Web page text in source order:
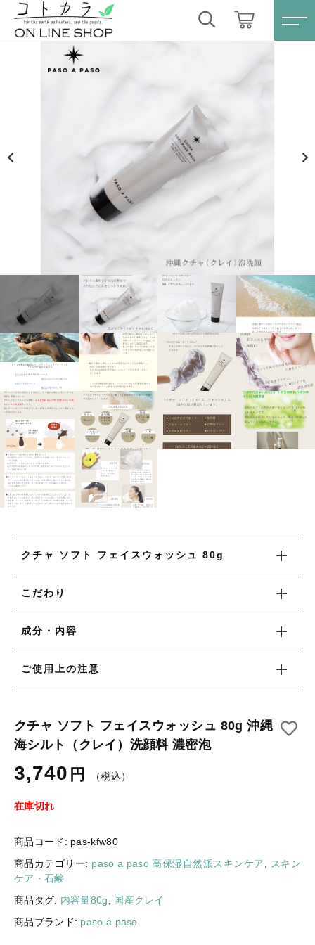
クチャ ソフト フェイスウォッシュ 80g
こだわり
成分・内容
ご使用上の注意
クチャ ソフト フェイスウォッシュ 80g 沖縄
海シルト（クレイ）洗顔料 濃密泡
3,740 円 （税込）
在庫切れ
商品コード: pas-kfw80
商品カテゴリー: paso a paso 高保湿自然派スキンケア
スキン
ケア・石鹸
商品タグ: 内容量80g
国産クレイ
商品ブランド: paso a paso
カートに商品を追加しました
クチャ ソフト フェイスウォッシュ 80g 沖縄海シ
3,740円（税込）
ショッピングを続ける
カートを確認する
ログイン / 会員登録
すべての商品
スキンケア・石鹸
HINOKI（土佐ヒノキ）シリーズ
サステナブル歯ブラシ・歯磨き粉
洗剤・食器用石鹸
タオル/ハンカチ
国産［奥会津］かごバッグ
カトラリー/食器
ソーラーランタン（クリーンエネルギー）
ファッション
布ナプキン
雑貨
キリム
ギフトラッピング
新着商品
セール
コトカラについて
お問い合わせ
スキンケア・石鹸
HINOKI（土佐ヒノキ）シリーズ
サステナブル歯ブラシ・歯磨き粉
タオル/ハンカチ
国産［奥会津］かごバッグ
カトラリー/食器
ソーラーランタン（クリーンエネルギー）
ファッション
布ナプキン
ラリーキルト
キーワード検索
こだわり検索
その他
在庫あり セール
並び順